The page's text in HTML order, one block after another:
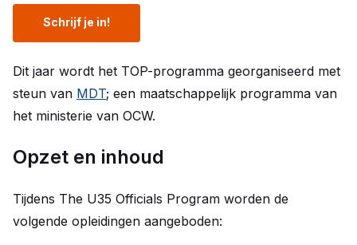
Schrijf je in!
Dit jaar wordt het TOP-programma georganiseerd met
steun van MDT; een maatschappelijk programma van
het ministerie van OCW.
Opzet en inhoud
Tijdens The U35 Officials Program worden de
volgende opleidingen aangeboden: